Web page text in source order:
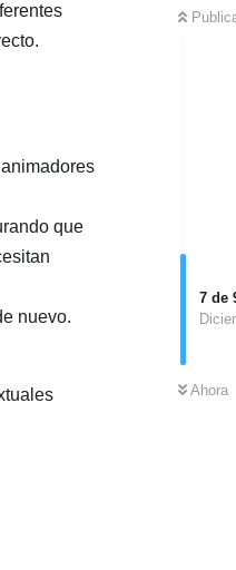
7 de
Ahora
que
nuevo.